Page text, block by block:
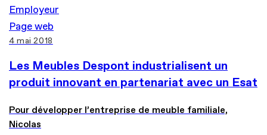
Employeur
Page web
4 mai 2018
Les Meubles Despont industrialisent un
produit innovant en partenariat avec un Esat
Pour développer l’entreprise de meuble familiale,
Nicolas